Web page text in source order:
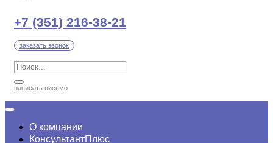
+7 (351) 216-38-21
заказать звонок
написать письмо
О компании
КонсультантПлюс